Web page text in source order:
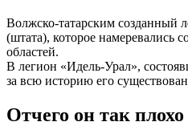
Волжско-татарским созданный
(штата), которое намеревались
областей.
В легион «Идель-Урал»,
за всю историю его
Отчего он так